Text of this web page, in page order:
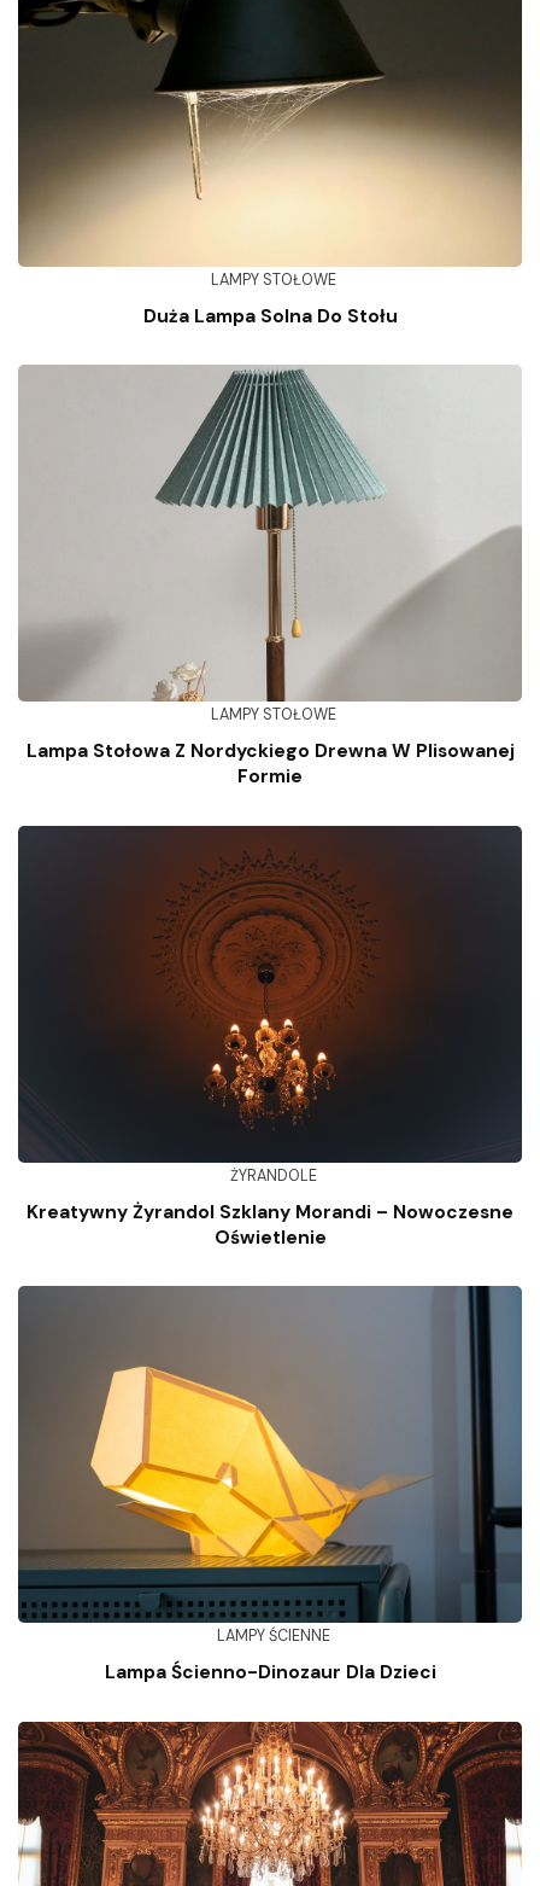
LAMPY STOŁOWE
Duża Lampa Solna Do Stołu
LAMPY STOŁOWE
Lampa Stołowa Z Nordyckiego Drewna W Plisowanej
Formie
ŻYRANDOLE
Kreatywny Żyrandol Szklany Morandi – Nowoczesne
Oświetlenie
LAMPY ŚCIENNE
Lampa Ścienno-Dinozaur Dla Dzieci